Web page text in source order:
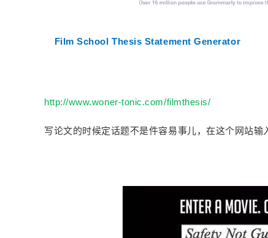
Film School Thesis Statement Generator
http://www.woner-tonic.com/filmthesis/
写论文的时候定话题不是件容易事儿，在这个网站输